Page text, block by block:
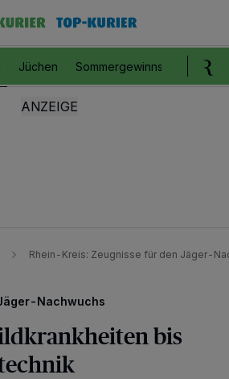
Jüchen Sommergewinnspiel
Rhein-Kreis: Zeugnisse für den Jäger-
Nachwuchs
bis